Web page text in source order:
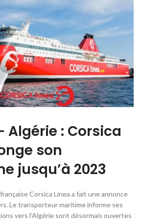
Algérie : Corsica
son
jusqu’à 2023
Corsica Linea a fait une annonce
Le transporteur maritime informe ses
vers l’Algérie sont désormais ouvertes